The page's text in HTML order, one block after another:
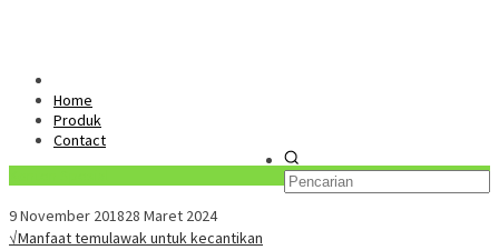
Home
Produk
Contact
9 November 201828 Maret 2024
√Manfaat temulawak untuk kecantikan